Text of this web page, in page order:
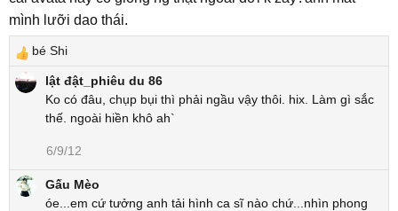
mình lưỡi dao thái.
R
e
a
n
bé Shi
lật đật_phiêu du 86
Ko có đâu, chụp bụi thì phải ngầu vậy thôi. hix. Làm gì sắc
thế. ngoài hiền khô ah`
6/9/12
Gấu Mèo
óe...em cứ tưởng anh tải hình ca sĩ nào chứ...nhìn phong